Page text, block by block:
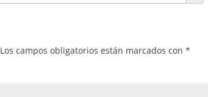
Los campos obligatorios están marcados con*